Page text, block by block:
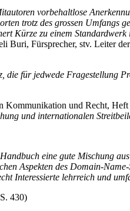
vorbehaltlose
trotz des grossen
Kürze zu einem
Fürsprecher, stv. Leiter
für jedwede Fragestellung
Kommunikation und Recht,
und internationalen
eine gute Mischung
Aspekten des Domain-
Interessierte lehrreich und
430)